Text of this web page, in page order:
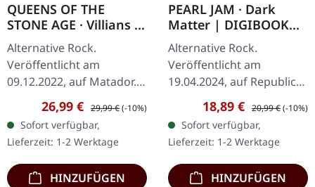
QUEENS OF THE
STONE AGE · Villians |
OPAQUE WHITE 2LP
Alternative Rock.
Veröffentlicht am
09.12.2022, auf Matador.
Opaque White Doppel-
Vinyl im Gatefold-Cover.
Queens of the Stone Age
kehren mit ihrem…
Verkaufspreis:
26,99 € Regulärer Preis:
29,99 €(-10%)
Sofort verfügbar,
Lieferzeit: 1-2 Werktage
HINZUFÜGEN
PEARL JAM · Dark
Matter | DIGIBOOK
CD
Alternative Rock.
Veröffentlicht am
19.04.2024, auf Republic
Records. CD im Digibook.
Nach einer sechsjährigen
Pause von
Studioaufnahmen kehren
Pearl…
Verkaufspreis:
18,89 € Regulärer Preis:
20,99 €(-10%)
Sofort verfügbar,
Lieferzeit: 1-2 Werktage
HINZUFÜGEN